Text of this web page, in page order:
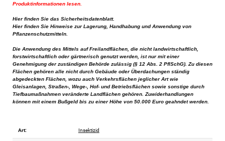
Produktinformationen lesen.
Hierfinden Sie das Sicherheitsdatenblatt.
Hierfinden Sie Hinweise zur Lagerung, Handhabung und Anwendung von
Pflanzenschutzmitteln.
Die Anwendung des Mittels auf Freilandflächen, die nicht landwirtschaftlich,
forstwirtschaftlich oder gärtnerisch genutzt werden, ist nur mit einer
Genehmigung der zuständigen Behörde zulässig (§ 12 Abs. 2 PflSchG). Zu diesen
Flächen gehören alle nicht durch Gebäude oder Überdachungen ständig
abgedeckten Flächen, wozu auch Verkehrsflächen jeglicher Art wie
Gleisanlagen, Straßen-, Wege-, Hof- und Betriebsflächen sowie sonstige durch
Tiefbaumaßnahmen veränderte Landflächen gehören. Zuwiderhandlungen
können mit einem Bußgeld bis zu einer Höhe von 50.000 Euro geahndet werden.
Art: Insektizid